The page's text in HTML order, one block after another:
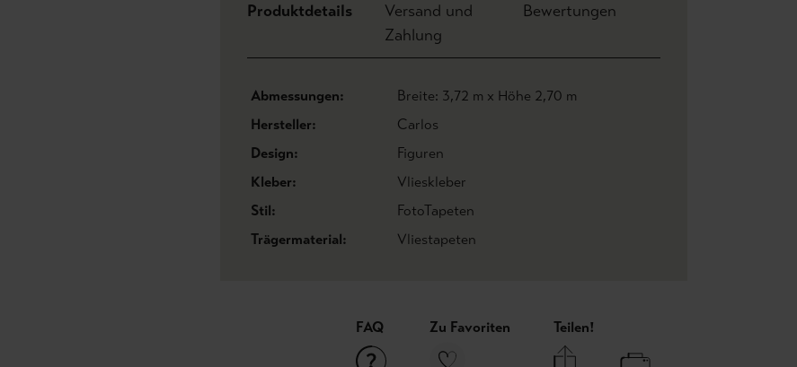
Produktdetails
Versand und
Zahlung
Bewertungen
Abmessungen:
Breite: 3,72 m x Höhe 2,70 m
Hersteller:
Carlos
Design:
Figuren
Kleber:
Vlieskleber
Stil:
FotoTapeten
Trägermaterial:
Vliestapeten
FAQ Zu Favoriten Teilen!